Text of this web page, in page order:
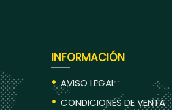
INFORMACIÓN
AVISO LEGAL
CONDICIONES DE VENTA